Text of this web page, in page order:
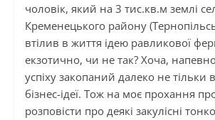
чоловік, який на 3 тис.кв.м землі
Кременецького району
втілив в життя ідею равликової
екзотично, чи не так? Хоча,
успіху закопаний далеко не тільки
бізнес-ідеї. Тож на моє прохання
розповісти про деякі закулісні